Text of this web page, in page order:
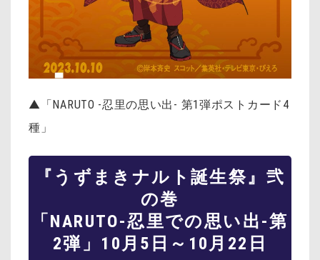
▲「NARUTO -忍里の思い出- 第1弾ポストカード4
種」
『うずまきナルト誕生祭』弐
の巻
「NARUTO-忍里での思い出-第
2弾」10月5日～10月22日